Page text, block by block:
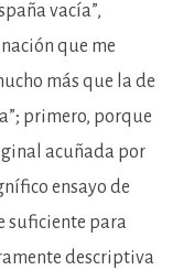
vacía”,
que me
más que la de
primero, porque
acuñada por
ensayo de
suficiente para
descriptiva